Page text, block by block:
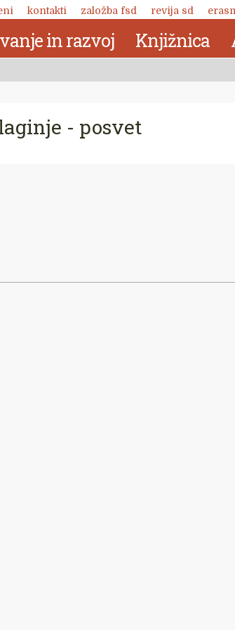
kontakti založba fsd revija sd
in razvoj Knjižnica
- posvet